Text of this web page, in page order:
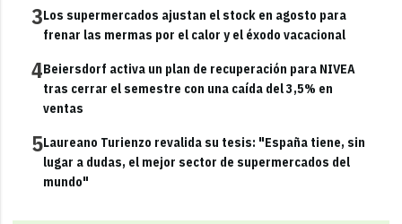
3Los supermercados ajustan el stock en agosto para
frenar las mermas por el calor y el éxodo vacacional
4Beiersdorf activa un plan de recuperación para NIVEA
tras cerrar el semestre con una caída del 3,5% en
ventas
5Laureano Turienzo revalida su tesis: "España tiene, sin
lugar a dudas, el mejor sector de supermercados del
mundo"